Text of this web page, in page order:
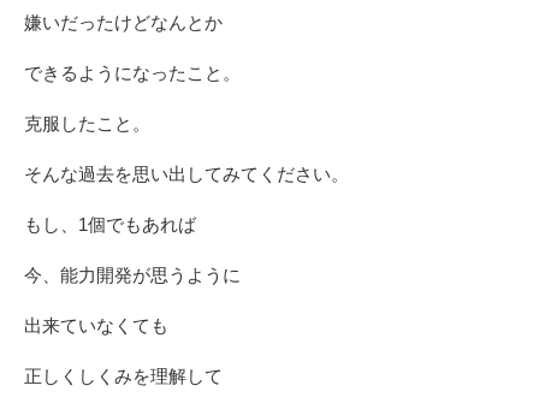
嫌いだったけどなんとか
できるようになったこと。
克服したこと。
そんな過去を思い出してみてください。
もし、1個でもあれば
今、能力開発が思うように
出来ていなくても
正しくしくみを理解して